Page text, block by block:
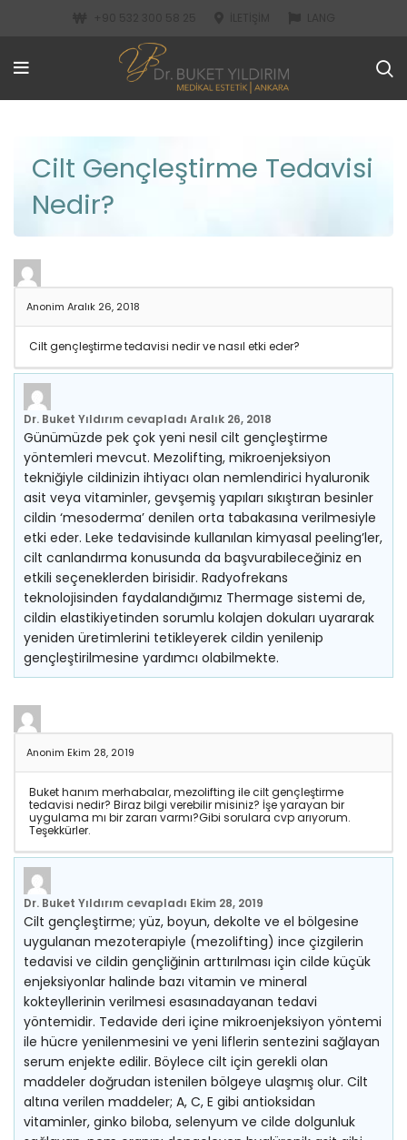
Cilt Gençleştirme Tedavisi
Nedir?
Anonim Aralık 26, 2018
Cilt gençleştirme tedavisi nedir ve nasıl etki eder?
Dr. Buket Yıldırım cevapladı Aralık 26, 2018
Günümüzde pek çok yeni nesil cilt gençleştirme
yöntemleri mevcut. Mezolifting, mikroenjeksiyon
tekniğiyle cildinizin ihtiyacı olan nemlendirici hyaluronik
asit veya vitaminler, gevşemiş yapıları sıkıştıran besinler
cildin ‘mesoderma’ denilen orta tabakasına verilmesiyle
etki eder. Leke tedavisinde kullanılan kimyasal peeling’ler,
cilt canlandırma konusunda da başvurabileceğiniz en
etkili seçeneklerden birisidir. Radyofrekans
teknolojisinden faydalandığımız Thermage sistemi de,
cildin elastikiyetinden sorumlu kolajen dokuları uyararak
yeniden üretimlerini tetikleyerek cildin yenilenip
gençleştirilmesine yardımcı olabilmekte.
Anonim Ekim 28, 2019
Buket hanım merhabalar, mezolifting ile cilt gençleştirme
tedavisi nedir? Biraz bilgi verebilir misiniz? İşe yarayan bir
uygulama mı bir zararı varmı?Gibi sorulara cvp arıyorum.
Teşekkürler.
Dr. Buket Yıldırım cevapladı Ekim 28, 2019
Cilt gençleştirme; yüz, boyun, dekolte ve el bölgesine
uygulanan mezoterapiyle (mezolifting) ince çizgilerin
tedavisi ve cildin gençliğinin arttırılması için cilde küçük
enjeksiyonlar halinde bazı vitamin ve mineral
kokteyllerinin verilmesi esasınadayanan tedavi
yöntemidir. Tedavide deri içine mikroenjeksiyon yöntemi
ile hücre yenilenmesini ve yeni liflerin sentezini sağlayan
serum enjekte edilir. Böylece cilt için gerekli olan
maddeler doğrudan istenilen bölgeye ulaşmış olur. Cilt
altına verilen maddeler; A, C, E gibi antioksidan
vitaminler, ginko biloba, selenyum ve cilde dolgunluk